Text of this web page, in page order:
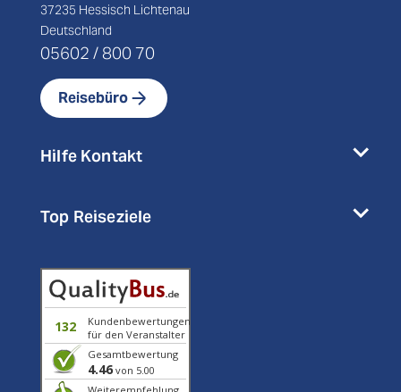
37235 Hessisch Lichtenau
Deutschland
05602 / 800 70
Reisebüro
Hilfe Kontakt
Top Reiseziele
132
Kundenbewertungen
für den Veranstalter
Gesamtbewertung
4.46 von 5.00